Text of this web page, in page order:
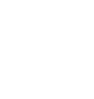
개 중소기업이